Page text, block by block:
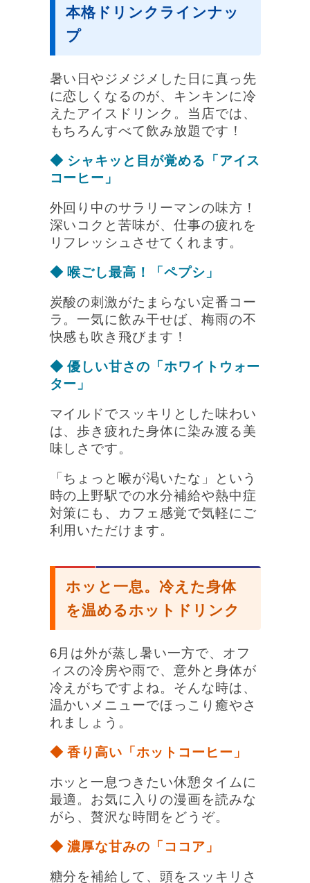
本格ドリンクラインナッ
プ
暑い日やジメジメした日に真っ先
に恋しくなるのが、キンキンに冷
えたアイスドリンク。当店では、
もちろんすべて飲み放題です！
◆ シャキッと目が覚める「アイス
コーヒー」
外回り中のサラリーマンの味方！
深いコクと苦味が、仕事の疲れを
リフレッシュさせてくれます。
◆ 喉ごし最高！「ペプシ」
炭酸の刺激がたまらない定番コー
ラ。一気に飲み干せば、梅雨の不
快感も吹き飛びます！
◆ 優しい甘さの「ホワイトウォー
ター」
マイルドでスッキリとした味わい
は、歩き疲れた身体に染み渡る美
味しさです。
「ちょっと喉が渇いたな」という
時の上野駅での水分補給や熱中症
対策にも、カフェ感覚で気軽にご
利用いただけます。
ホッと一息。冷えた身体
を温めるホットドリンク
6月は外が蒸し暑い一方で、オフ
ィスの冷房や雨で、意外と身体が
冷えがちですよね。そんな時は、
温かいメニューでほっこり癒やさ
れましょう。
◆ 香り高い「ホットコーヒー」
ホッと一息つきたい休憩タイムに
最適。お気に入りの漫画を読みな
がら、贅沢な時間をどうぞ。
◆ 濃厚な甘みの「ココア」
糖分を補給して、頭をスッキリさ